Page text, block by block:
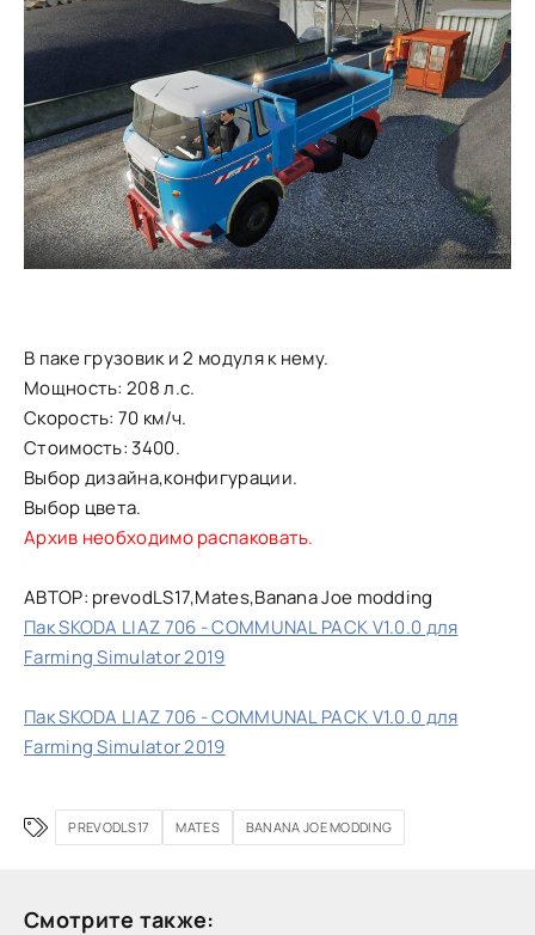
В паке грузовик и 2 модуля к нему.
Мощность: 208 л.с.
Скорость: 70 км/ч.
Стоимость: 3400.
Выбор дизайна,конфигурации.
Выбор цвета.
Архив необходимо распаковать.
АВТОР: prevodLS17,Mates,Banana Joe modding
Пак SKODA LIAZ 706 - COMMUNAL PACK V1.0.0 для
Farming Simulator 2019
Пак SKODA LIAZ 706 - COMMUNAL PACK V1.0.0 для
Farming Simulator 2019
PREVODLS17 MATES BANANA JOE MODDING
Смотрите также: